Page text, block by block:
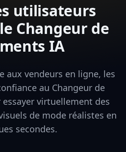
utilisateurs
Changeur de
IA
aux vendeurs en ligne, les
au Changeur de
virtuellement des
de mode réalistes en
secondes.